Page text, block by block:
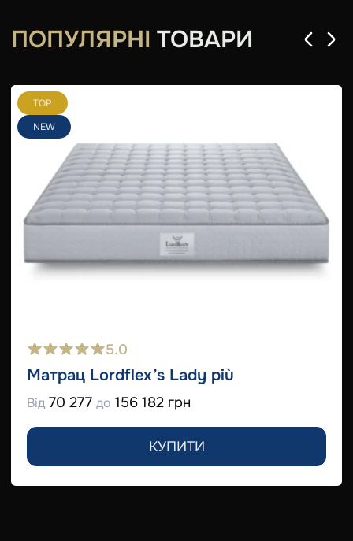
ПОПУЛЯРНІ ТОВАРИ
TOP
NEW
5.0
Матрац Lordflex’s Lady più
Від 70 277 до 156 182 грн
КУПИТИ